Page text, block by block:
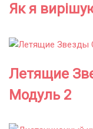
Як я
Летящие
Модуль 2